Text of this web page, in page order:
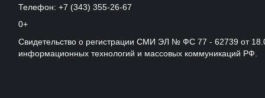
Телефон: +7 (343) 355-26-67
0+
Свидетельство о регистрации СМИ ЭЛ № ФС 77 - 62739 от
информационных технологий и массовых коммуникаций РФ.